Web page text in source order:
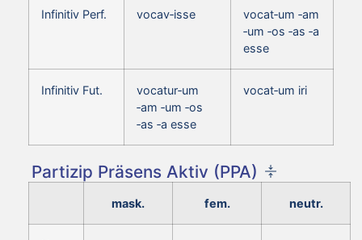
Infinitiv Perf. vocav‑isse
vocat‑um ‑am
‑um ‑os ‑as ‑a
esse
Infinitiv Fut.
vocatur‑um
‑am ‑um ‑os
‑as ‑a esse
vocat‑um iri
Partizip Präsens Aktiv (PPA)
mask. fem. neutr.